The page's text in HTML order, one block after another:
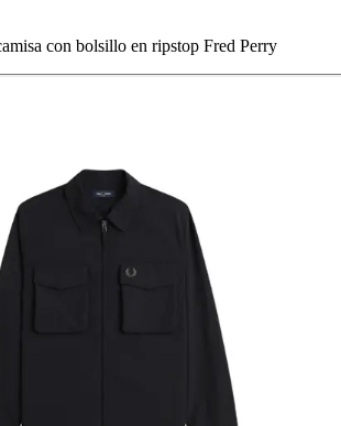
con bolsillo en ripstop Fred Perry